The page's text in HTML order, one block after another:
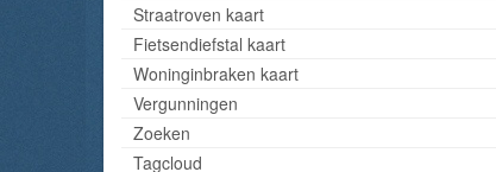
Straatroven kaart
Fietsendiefstal kaart
Woninginbraken kaart
Vergunningen
Zoeken
Tagcloud